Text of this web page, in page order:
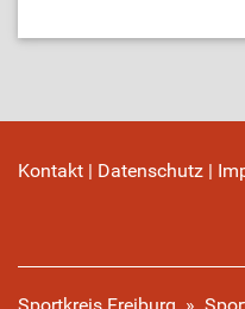
Kontakt | Datenschutz |